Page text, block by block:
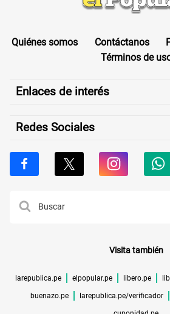
Quiénes somos Contáctanos
Términos de
Enlaces de interés
Redes Sociales
Visita también
larepublica.pe elpopular.pe libero.pe
buenazo.pe larepublica.pe/verificador